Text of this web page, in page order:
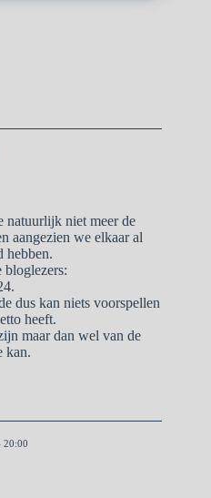
natuurlijk niet meer de
aangezien we elkaar al
hebben.
bloglezers:
dus kan niets voorspellen
heeft.
maar dan wel van de
kan.
20:00